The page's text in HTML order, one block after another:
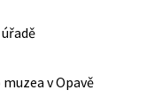
v Opavě